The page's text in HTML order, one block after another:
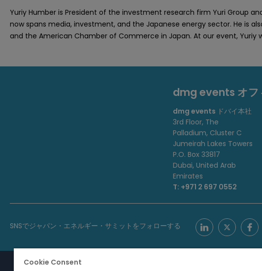
Yuriy Humber is President of the investment research firm Yuri Group
now spans media, investment, and the Japanese energy sector. He is
and the American Chamber of Commerce in Japan. At our event,
dmg events オフ
dmg events ドバイ本社
3rd Floor, The
Palladium, Cluster C
Jumeirah Lakes Towers
P.O. Box 33817
Dubai, United Arab
Emirates
T: +971 2 697 0552
SNSでジャパン・エネルギー・サミットをフォローする
Cookie Consent